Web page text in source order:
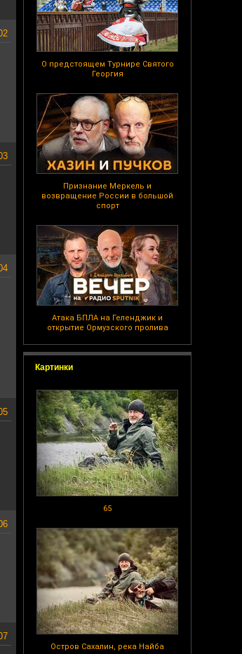
О предстоящем Турнире Святого
Георгия
Признание Меркель и
возвращение России в большой
спорт
Атака БПЛА на Геленджик и
открытие Ормузского пролива
Картинки
65
Остров Сахалин, река Найба